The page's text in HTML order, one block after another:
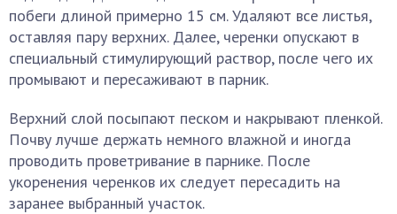
побеги длиной примерно 15 см. Удаляют все листья,
оставляя пару верхних. Далее, черенки опускают в
специальный стимулирующий раствор, после чего их
промывают и пересаживают в парник.
Верхний слой посыпают песком и накрывают пленкой.
Почву лучше держать немного влажной и иногда
проводить проветривание в парнике. После
укоренения черенков их следует пересадить на
заранее выбранный участок.